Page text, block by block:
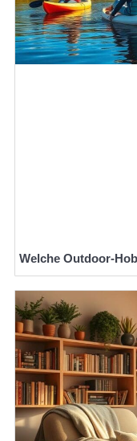
Welche Outdoor-